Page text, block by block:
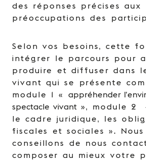
des réponses précises aux
préoccupations des
Selon vos besoins, cette
intégrer le parcours pour
produire et diffuser dans
vivant qui se présente
module 1 « appréhender
spectacle vivant», module 2
le cadre juridique, les
fiscales et sociales ». Nous
conseillons de nous
composer au mieux votre